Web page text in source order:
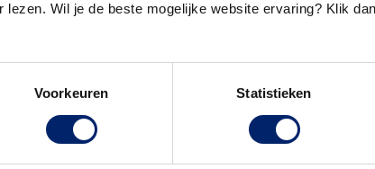
lezen. Wil je de beste mogelijke website ervaring? Klik
Voorkeuren Statistieken
deze mooie prestatie!